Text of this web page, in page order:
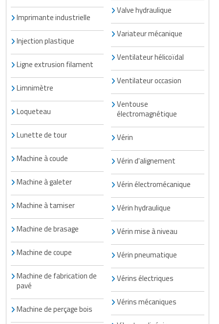
Imprimante industrielle
Injection plastique
Ligne extrusion filament
Limnimètre
Loqueteau
Lunette de tour
Machine à coude
Machine à galeter
Machine à tamiser
Machine de brasage
Machine de coupe
Machine de fabrication de
pavé
Machine de perçage bois
Valve hydraulique
Variateur mécanique
Ventilateur hélicoïdal
Ventilateur occasion
Ventouse
électromagnétique
Vérin
Vérin d'alignement
Vérin électromécanique
Vérin hydraulique
Vérin mise à niveau
Vérin pneumatique
Vérins électriques
Vérins mécaniques